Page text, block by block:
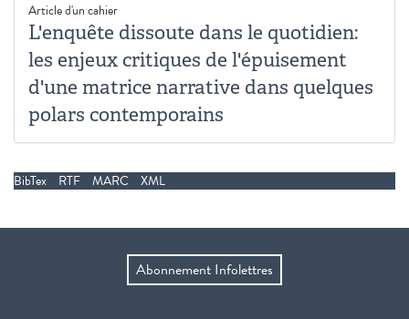
Article d'un cahier
L'enquête dissoute dans le quotidien:
les enjeux critiques de l'épuisement
d'une matrice narrative dans quelques
polars contemporains
BibTex RTF MARC XML
Abonnement Infolettres